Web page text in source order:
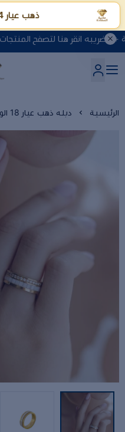
الرئيسية دبله ذهب عيار 18 الوزن 5.04 جرام
ذهب عيار 24